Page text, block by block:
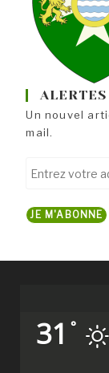
Un nouvel
mail.
votre
mail...
JE M'ABONNE
31 °